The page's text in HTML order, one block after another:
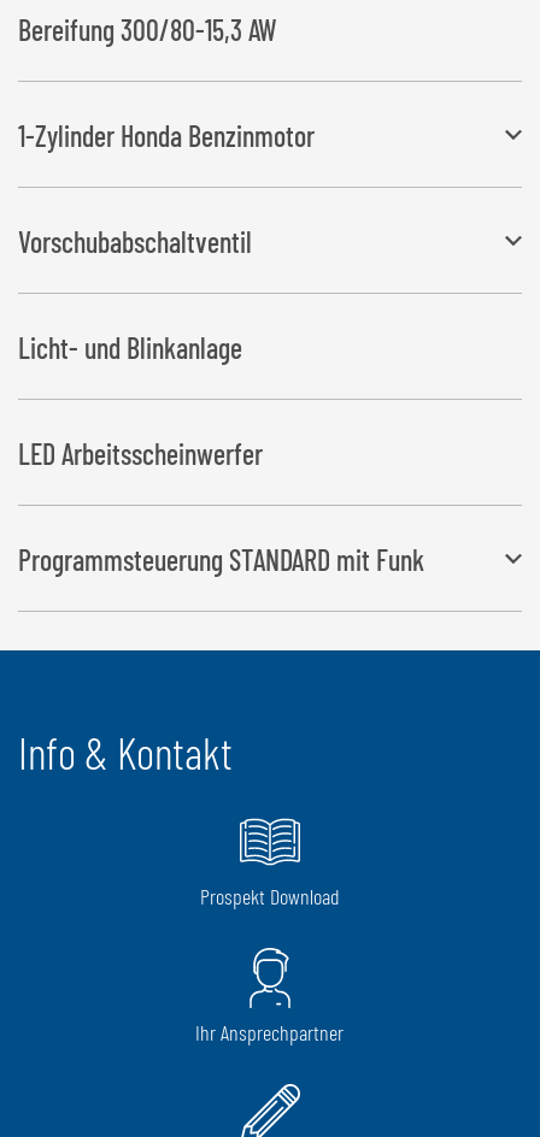
Bereifung 300/80-15,3 AW
1-Zylinder Honda Benzinmotor
(ohne Hydrauliköl)
8,2 kW Benzinmotor mit Batterie, E-Starter, Rücklauffilter und 30 l
Hydrauliköltank
Vorschubabschaltventil
Bei rechteckigen Ballen wird so eine exakte Überlappung der Folie
gewährleistet
Licht- und Blinkanlage
LED Arbeitsscheinwerfer
Programmsteuerung STANDARD mit Funk
Die Arbeitsabläufe „Wickelvorgang“ sowe „Folie anlegen und
Info & Kontakt
Prospekt Download
Ihr Ansprechpartner